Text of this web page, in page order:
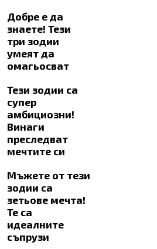
Добре е да
знаете! Тези
три зодии
умеят да
омагьосват
Тези зодии са
супер
амбициозни!
Винаги
преследват
мечтите си
Мъжете от тези
зодии са
зетьове мечта!
Те са
идеалните
съпрузи